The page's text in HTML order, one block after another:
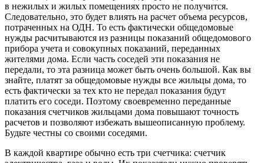
в нежилых и жилых помещениях просто не получится.
Следовательно, это будет влиять на расчет объема ресурсов,
потраченных на ОДН. То есть фактически общедомовые
нужды расчитываются из разницы показаний общедомового
прибора учета и совокупных показаний, переданных
жителями дома. Если часть соседей эти показания не
передали, то эта разница может быть очень большой. Как вы
знайте, платят за общедомовые нужды все жильцы дома, то
есть фактически за тех кто не передал показания будут
платить его соседи. Поэтому своевременно переданные
показания счетчиков жильцами дома повышают точность
расчетов и позволяют избежать вышеописанную проблему.
Будьте честны со своими соседями.
В каждой квартире обычно есть три счетчика: счетчик